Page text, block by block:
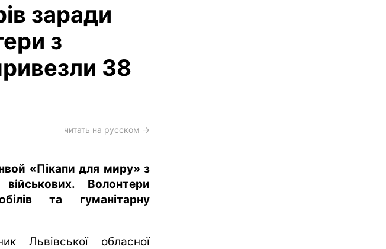
кримінал
заради
з
38
читать на русском →
«Пікапи для миру» з
Волонтери
та гуманітарну
Львівської обласної